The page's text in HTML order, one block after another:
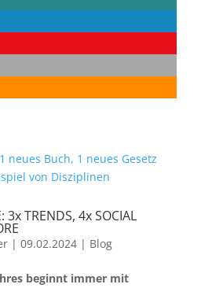
3x TRENDS, 4x SOCIAL
| 09.02.2024| Blog
beginnt immer mit